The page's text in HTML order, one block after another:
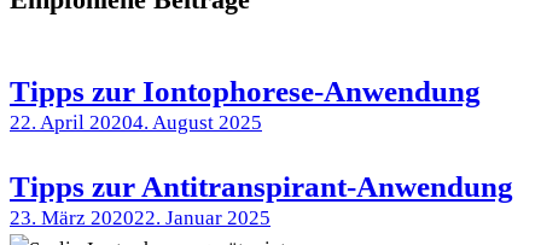
Tipps zur Iontophorese-Anwendung
22. April 20204. August 2025
Tipps zur Antitranspirant-Anwendung
23. März 202022. Januar 2025